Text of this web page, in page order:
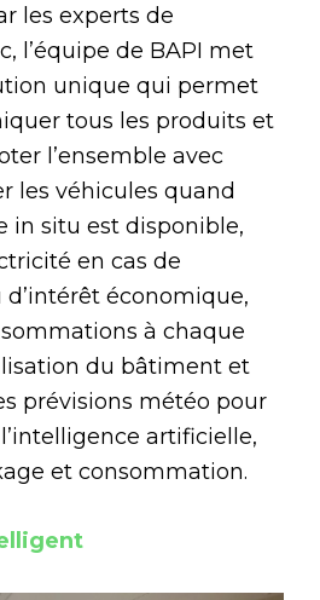
les experts de
l’équipe de BAPI met
unique qui permet
tous les produits et
l’ensemble avec
les véhicules quand
in situ est disponible,
en cas de
économique,
à chaque
du bâtiment et
prévisions météo pour
artificielle,
et consommation.